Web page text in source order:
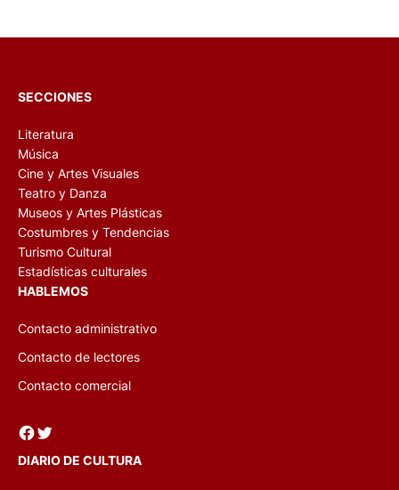
SECCIONES
Literatura
Música
Cine y Artes Visuales
Teatro y Danza
Museos y Artes Plásticas
Costumbres y Tendencias
Turismo Cultural
Estadísticas culturales
HABLEMOS
Contacto administrativo
Contacto de lectores
Contacto comercial
Facebook Twitter
DIARIO DE CULTURA